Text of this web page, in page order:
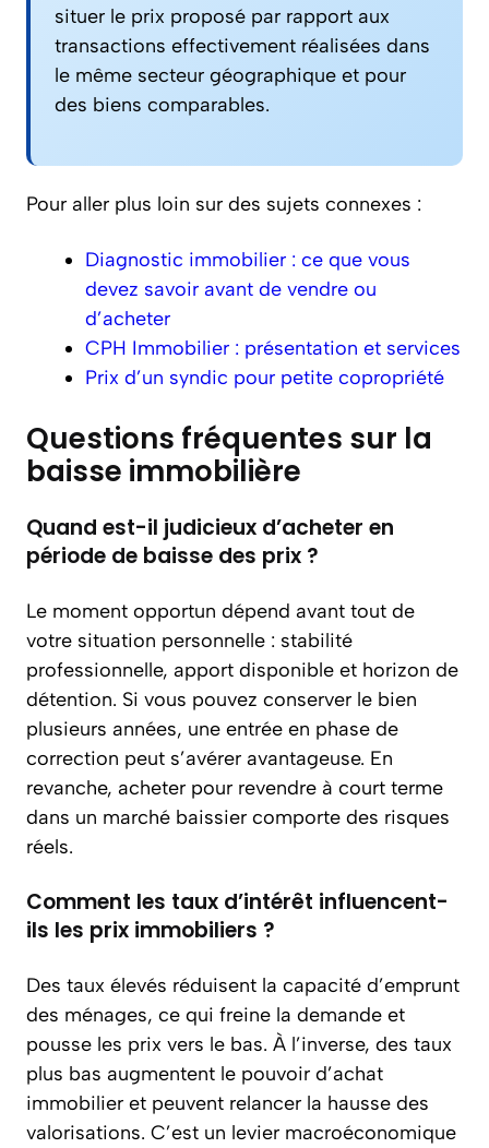
situer le prix proposé par rapport aux
transactions effectivement réalisées dans
le même secteur géographique et pour
des biens comparables.
Pour aller plus loin sur des sujets connexes :
Diagnostic immobilier : ce que vous
devez savoir avant de vendre ou
d’acheter
CPH Immobilier : présentation et services
Prix d’un syndic pour petite copropriété
Questions fréquentes sur la
baisse immobilière
Quand est-il judicieux d’acheter en
période de baisse des prix ?
Le moment opportun dépend avant tout de
votre situation personnelle : stabilité
professionnelle, apport disponible et horizon de
détention. Si vous pouvez conserver le bien
plusieurs années, une entrée en phase de
correction peut s’avérer avantageuse. En
revanche, acheter pour revendre à court terme
dans un marché baissier comporte des risques
réels.
Comment les taux d’intérêt influencent-
ils les prix immobiliers ?
Des taux élevés réduisent la capacité d’emprunt
des ménages, ce qui freine la demande et
pousse les prix vers le bas. À l’inverse, des taux
plus bas augmentent le pouvoir d’achat
immobilier et peuvent relancer la hausse des
valorisations. C’est un levier macroéconomique